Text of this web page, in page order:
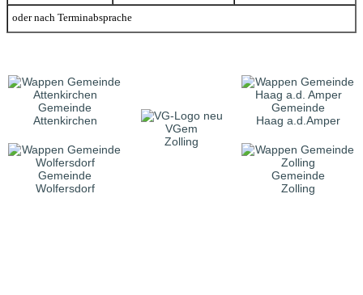
oder nach Terminabsprache
Gemeinde
Attenkirchen
VGem
Zolling
Gemeinde
Haag a.d.Amper
Gemeinde
Wolfersdorf
Gemeinde
Zolling